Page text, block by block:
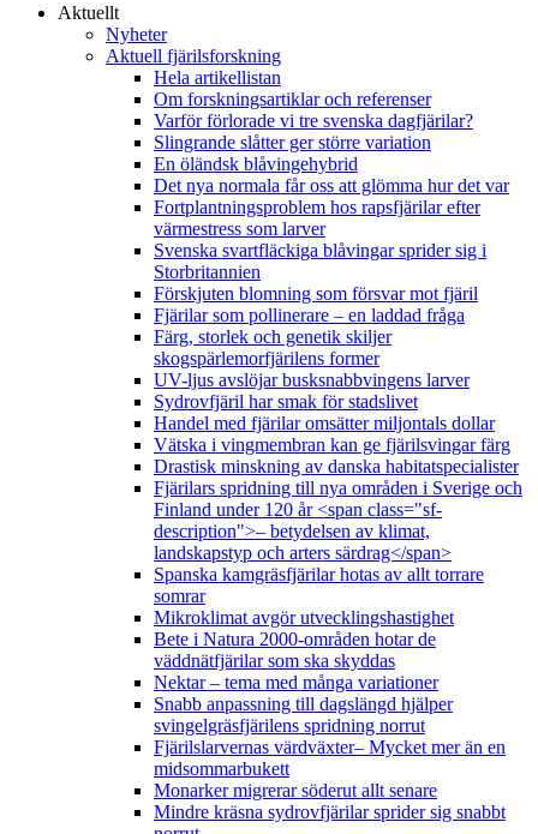
Aktuellt
Nyheter
Aktuell fjärilsforskning
Hela artikellistan
Om forskningsartiklar och referenser
Varför förlorade vi tre svenska dagfjärilar?
Slingrande slåtter ger större variation
En öländsk blåvingehybrid
Det nya normala får oss att glömma hur det var
Fortplantningsproblem hos rapsfjärilar efter
värmestress som larver
Svenska svartfläckiga blåvingar sprider sig i
Storbritannien
Förskjuten blomning som försvar mot fjäril
Fjärilar som pollinerare – en laddad fråga
Färg, storlek och genetik skiljer
skogspärlemorfjärilens former
UV-ljus avslöjar busksnabbvingens larver
Sydrovfjäril har smak för stadslivet
Handel med fjärilar omsätter miljontals dollar
Vätska i vingmembran kan ge fjärilsvingar färg
Drastisk minskning av danska habitatspecialister
Fjärilars spridning till nya områden i Sverige och
Finland under 120 år <span class="sf-
description">– betydelsen av klimat,
landskapstyp och arters särdrag</span>
Spanska kamgräsfjärilar hotas av allt torrare
somrar
Mikroklimat avgör utvecklingshastighet
Bete i Natura 2000-områden hotar de
väddnätfjärilar som ska skyddas
Nektar – tema med många variationer
Snabb anpassning till dagslängd hjälper
svingelgräsfjärilens spridning norrut
Fjärilslarvernas värdväxter– Mycket mer än en
midsommarbukett
Monarker migrerar söderut allt senare
Mindre kräsna sydrovfjärilar sprider sig snabbt